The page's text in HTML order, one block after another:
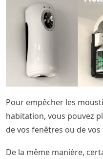
Pour empêcher les
habitation, vous pouvez
de vos fenêtres ou de
De la même manière,